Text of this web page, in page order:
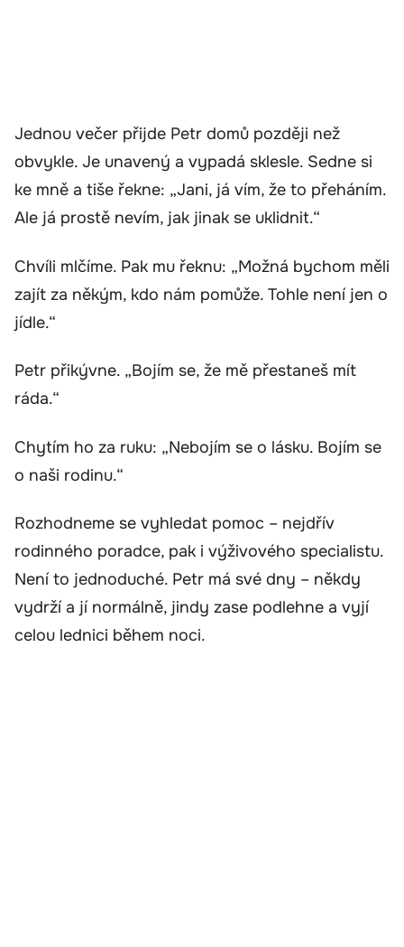
Jednou večer přijde Petr domů později než
obvykle. Je unavený a vypadá sklesle. Sedne si
ke mně a tiše řekne: „Jani, já vím, že to přeháním.
Ale já prostě nevím, jak jinak se uklidnit.“
Chvíli mlčíme. Pak mu řeknu: „Možná bychom měli
zajít za někým, kdo nám pomůže. Tohle není jen o
jídle.“
Petr přikývne. „Bojím se, že mě přestaneš mít
ráda.“
Chytím ho za ruku: „Nebojím se o lásku. Bojím se
o naši rodinu.“
Rozhodneme se vyhledat pomoc – nejdřív
rodinného poradce, pak i výživového specialistu.
Není to jednoduché. Petr má své dny – někdy
vydrží a jí normálně, jindy zase podlehne a vyjí
celou lednici během noci.